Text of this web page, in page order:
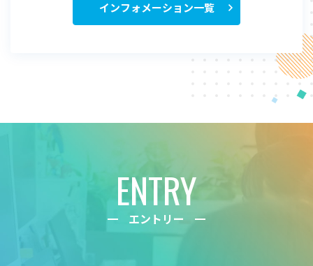
インフォメーション一覧
ENTRY
エントリー